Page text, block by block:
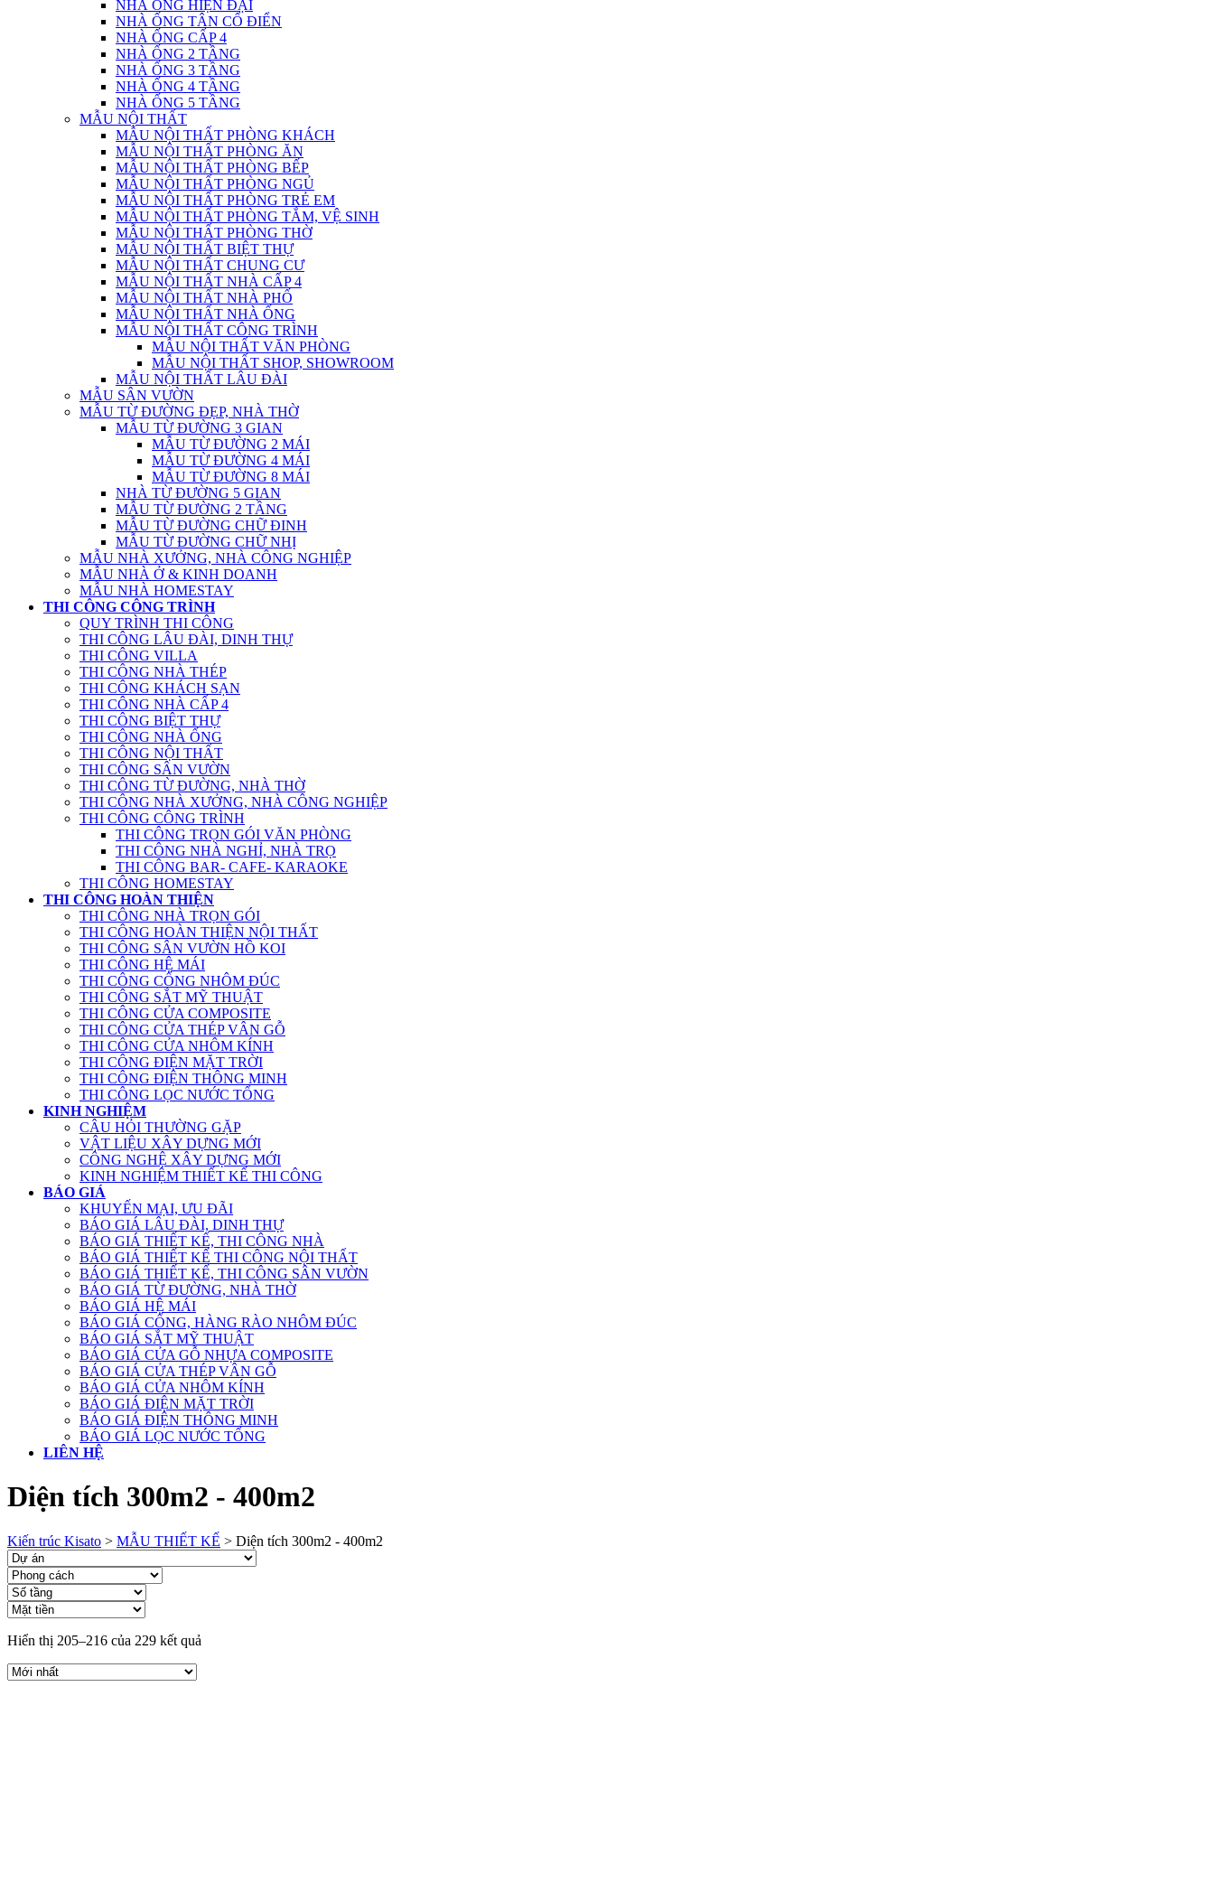
NHÀ ỐNG HIỆN ĐẠI
NHÀ ỐNG TÂN CỔ ĐIỂN
NHÀ ỐNG CẤP 4
NHÀ ỐNG 2 TẦNG
NHÀ ỐNG 3 TẦNG
NHÀ ỐNG 4 TẦNG
NHÀ ỐNG 5 TẦNG
MẪU NỘI THẤT
MẪU NỘI THẤT PHÒNG KHÁCH
MẪU NỘI THẤT PHÒNG ĂN
MẪU NỘI THẤT PHÒNG BẾP
MẪU NỘI THẤT PHÒNG NGỦ
MẪU NỘI THẤT PHÒNG TRẺ EM
MẪU NỘI THẤT PHÒNG TẮM, VỆ SINH
MẪU NỘI THẤT PHÒNG THỜ
MẪU NỘI THẤT BIỆT THỰ
MẪU NỘI THẤT CHUNG CƯ
MẪU NỘI THẤT NHÀ CẤP 4
MẪU NỘI THẤT NHÀ PHỐ
MẪU NỘI THẤT NHÀ ỐNG
MẪU NỘI THẤT CÔNG TRÌNH
MẪU NỘI THẤT VĂN PHÒNG
MẪU NỘI THẤT SHOP, SHOWROOM
MẪU NỘI THẤT LÂU ĐÀI
MẪU SÂN VƯỜN
MẪU TỪ ĐƯỜNG ĐẸP, NHÀ THỜ
MẪU TỪ ĐƯỜNG 3 GIAN
MẪU TỪ ĐƯỜNG 2 MÁI
MẪU TỪ ĐƯỜNG 4 MÁI
MẪU TỪ ĐƯỜNG 8 MÁI
NHÀ TỪ ĐƯỜNG 5 GIAN
MẪU TỪ ĐƯỜNG 2 TẦNG
MẪU TỪ ĐƯỜNG CHỮ ĐINH
MẪU TỪ ĐƯỜNG CHỮ NHỊ
MẪU NHÀ XƯỞNG, NHÀ CÔNG NGHIỆP
MẪU NHÀ Ở & KINH DOANH
MẪU NHÀ HOMESTAY
THI CÔNG CÔNG TRÌNH
QUY TRÌNH THI CÔNG
THI CÔNG LÂU ĐÀI, DINH THỰ
THI CÔNG VILLA
THI CÔNG NHÀ THÉP
THI CÔNG KHÁCH SẠN
THI CÔNG NHÀ CẤP 4
THI CÔNG BIỆT THỰ
THI CÔNG NHÀ ỐNG
THI CÔNG NỘI THẤT
THI CÔNG SÂN VƯỜN
THI CÔNG TỪ ĐƯỜNG, NHÀ THỜ
THI CÔNG NHÀ XƯỞNG, NHÀ CÔNG NGHIỆP
THI CÔNG CÔNG TRÌNH
THI CÔNG TRỌN GÓI VĂN PHÒNG
THI CÔNG NHÀ NGHỈ, NHÀ TRỌ
THI CÔNG BAR- CAFE- KARAOKE
THI CÔNG HOMESTAY
THI CÔNG HOÀN THIỆN
THI CÔNG NHÀ TRỌN GÓI
THI CÔNG HOÀN THIỆN NỘI THẤT
THI CÔNG SÂN VƯỜN HỒ KOI
THI CÔNG HỆ MÁI
THI CÔNG CỔNG NHÔM ĐÚC
THI CÔNG SẮT MỸ THUẬT
THI CÔNG CỬA COMPOSITE
THI CÔNG CỬA THÉP VÂN GỖ
THI CÔNG CỬA NHÔM KÍNH
THI CÔNG ĐIỆN MẶT TRỜI
THI CÔNG ĐIỆN THÔNG MINH
THI CÔNG LỌC NƯỚC TỔNG
KINH NGHIỆM
CÂU HỎI THƯỜNG GẶP
VẬT LIỆU XÂY DỰNG MỚI
CÔNG NGHỆ XÂY DỰNG MỚI
KINH NGHIỆM THIẾT KẾ THI CÔNG
BÁO GIÁ
KHUYẾN MẠI, ƯU ĐÃI
BÁO GIÁ LÂU ĐÀI, DINH THỰ
BÁO GIÁ THIẾT KẾ, THI CÔNG NHÀ
BÁO GIÁ THIẾT KẾ THI CÔNG NỘI THẤT
BÁO GIÁ THIẾT KẾ, THI CÔNG SÂN VƯỜN
BÁO GIÁ TỪ ĐƯỜNG, NHÀ THỜ
BÁO GIÁ HỆ MÁI
BÁO GIÁ CỔNG, HÀNG RÀO NHÔM ĐÚC
BÁO GIÁ SẮT MỸ THUẬT
BÁO GIÁ CỬA GỖ NHỰA COMPOSITE
BÁO GIÁ CỬA THÉP VÂN GỖ
BÁO GIÁ CỬA NHÔM KÍNH
BÁO GIÁ ĐIỆN MẶT TRỜI
BÁO GIÁ ĐIỆN THÔNG MINH
BÁO GIÁ LỌC NƯỚC TỔNG
LIÊN HỆ
Diện tích 300m2 - 400m2
Kiến trúc Kisato > MẪU THIẾT KẾ > Diện tích 300m2 - 400m2
Hiển thị 205–216 của 229 kết quả